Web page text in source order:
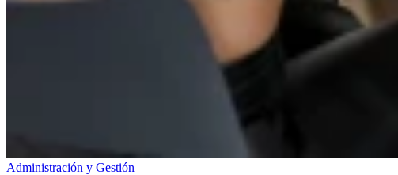
Administración y Gestión